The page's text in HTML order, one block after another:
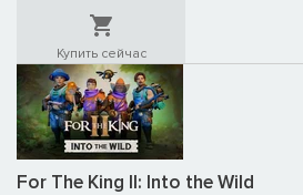
Купить сейчас
For The King II: Into the Wild